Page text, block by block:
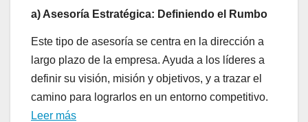
a) Asesoría Estratégica: Definiendo el Rumbo
Este tipo de asesoría se centra en la dirección a
largo plazo de la empresa. Ayuda a los líderes a
definir su visión, misión y objetivos, y a trazar el
camino para lograrlos en un entorno competitivo.
Leer más